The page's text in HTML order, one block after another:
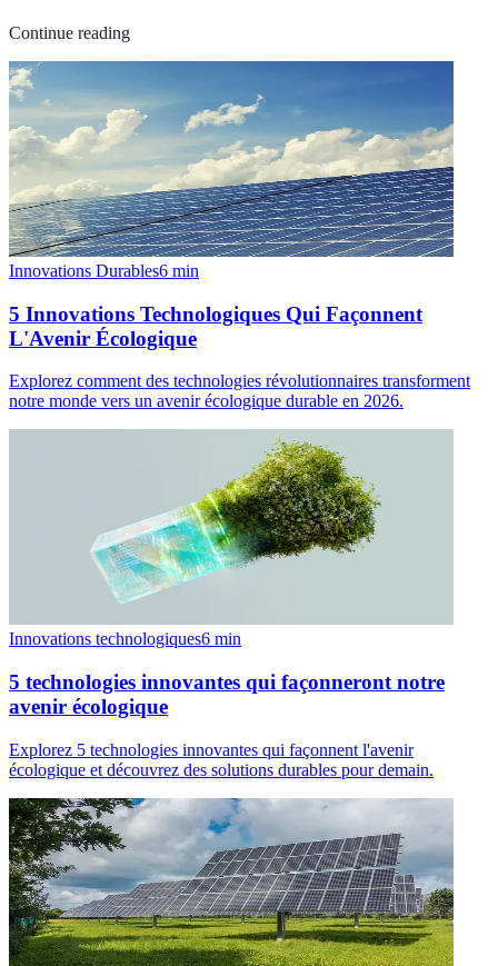
Continue reading
Innovations Durables6 min
5 Innovations Technologiques Qui Façonnent
L'Avenir Écologique
Explorez comment des technologies révolutionnaires transforment
notre monde vers un avenir écologique durable en 2026.
Innovations technologiques6 min
5 technologies innovantes qui façonneront notre
avenir écologique
Explorez 5 technologies innovantes qui façonnent l'avenir
écologique et découvrez des solutions durables pour demain.